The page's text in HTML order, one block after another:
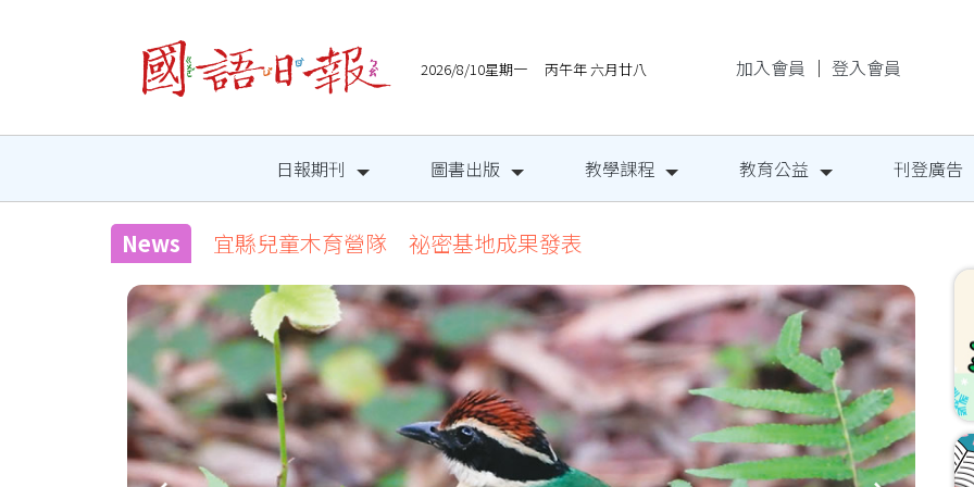
2026/8/10星期一 丙午年 六月廿八 加入會員 ｜ 登入會員
日報期刊 圖書出版 教學課程 教育公益 刊登廣告
News 宜縣兒童木育營隊 祕密基地成果發表